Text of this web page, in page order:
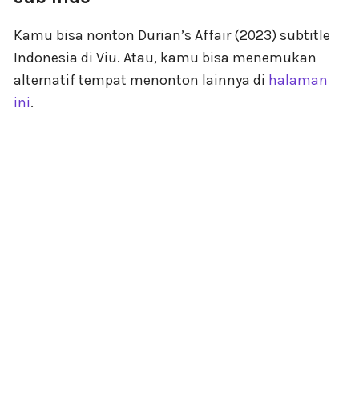
Kamu bisa nonton Durian’s Affair (2023) subtitle
Indonesia di Viu. Atau, kamu bisa menemukan
alternatif tempat menonton lainnya di halaman
ini.